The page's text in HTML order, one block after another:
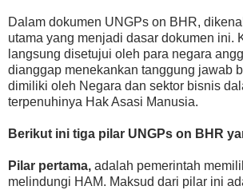
Dalam dokumen UNGPs on BHR,
utama yang menjadi dasar dokumen ini.
langsung disetujui oleh para negara
dianggap menekankan tanggung jawab
dimiliki oleh Negara dan sektor bisnis
terpenuhinya Hak Asasi Manusia.
Berikut ini tiga pilar UNGPs on BHR
Pilar pertama, adalah pemerintah
melindungi HAM. Maksud dari pilar ini